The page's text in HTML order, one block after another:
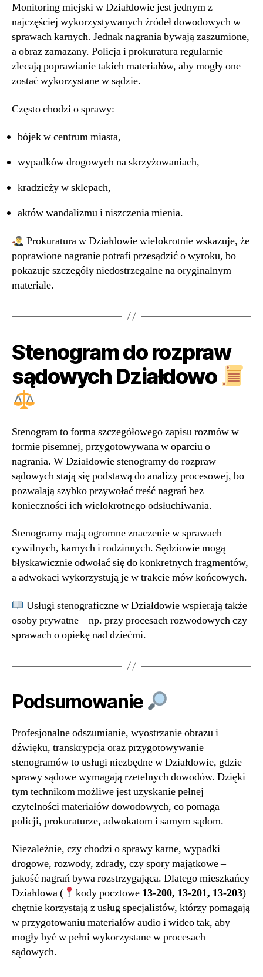
Monitoring miejski w Działdowie jest jednym z
najczęściej wykorzystywanych źródeł dowodowych w
sprawach karnych. Jednak nagrania bywają zaszumione,
a obraz zamazany. Policja i prokuratura regularnie
zlecają poprawianie takich materiałów, aby mogły one
zostać wykorzystane w sądzie.
Często chodzi o sprawy:
bójek w centrum miasta,
wypadków drogowych na skrzyżowaniach,
kradzieży w sklepach,
aktów wandalizmu i niszczenia mienia.
Prokuratura w Działdowie wielokrotnie wskazuje, że
poprawione nagranie potrafi przesądzić o wyroku, bo
pokazuje szczegóły niedostrzegalne na oryginalnym
materiale.
Stenogram do rozpraw
sądowych Działdowo
Stenogram to forma szczegółowego zapisu rozmów w
formie pisemnej, przygotowywana w oparciu o
nagrania. W Działdowie stenogramy do rozpraw
sądowych stają się podstawą do analizy procesowej, bo
pozwalają szybko przywołać treść nagrań bez
konieczności ich wielokrotnego odsłuchiwania.
Stenogramy mają ogromne znaczenie w sprawach
cywilnych, karnych i rodzinnych. Sędziowie mogą
błyskawicznie odwołać się do konkretnych fragmentów,
a adwokaci wykorzystują je w trakcie mów końcowych.
Usługi stenograficzne w Działdowie wspierają także
osoby prywatne – np. przy procesach rozwodowych czy
sprawach o opiekę nad dziećmi.
Podsumowanie
Profesjonalne odszumianie, wyostrzanie obrazu i
dźwięku, transkrypcja oraz przygotowywanie
stenogramów to usługi niezbędne w Działdowie, gdzie
sprawy sądowe wymagają rzetelnych dowodów. Dzięki
tym technikom możliwe jest uzyskanie pełnej
czytelności materiałów dowodowych, co pomaga
policji, prokuraturze, adwokatom i samym sądom.
Niezależnie, czy chodzi o sprawy karne, wypadki
drogowe, rozwody, zdrady, czy spory majątkowe –
jakość nagrań bywa rozstrzygająca. Dlatego mieszkańcy
Działdowa (
kody pocztowe 13-200, 13-201, 13-203)
chętnie korzystają z usług specjalistów, którzy pomagają
w przygotowaniu materiałów audio i wideo tak, aby
mogły być w pełni wykorzystane w procesach
sądowych.